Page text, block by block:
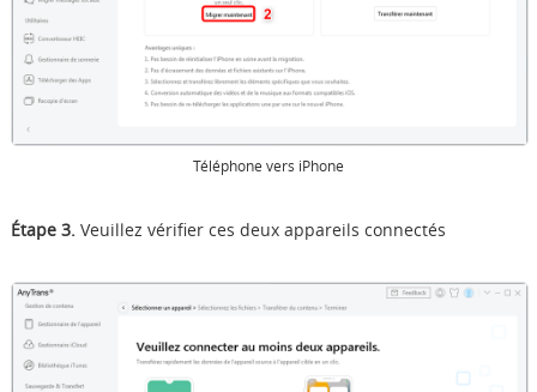
Téléphone vers iPhone
Étape3. Veuillez vérifier ces deux appareils connectés